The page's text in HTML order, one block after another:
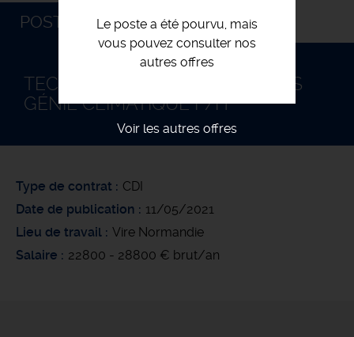
Le poste a été pourvu, mais
vous pouvez consulter nos
autres offres
Voir les autres offres
POSTULEZ
TECHNICIEN BUREAU D'ÉTUDES
GÉNIE CLIMATIQUE F/H
Type de contrat
CDI
Date de publication
11/05/2021
Lieu de travail
Vire Normandie
Salaire
22800 - 28800 € brut/an